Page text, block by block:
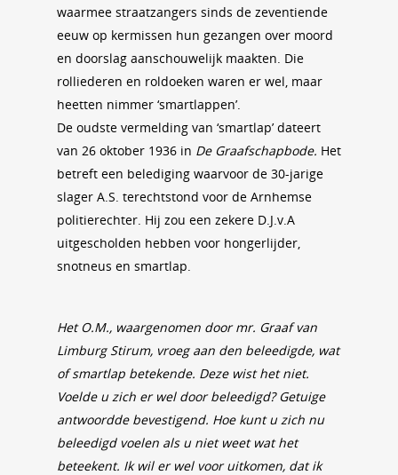
waarmee straatzangers sinds de zeventiende
eeuw op kermissen hun gezangen over moord
en doorslag aanschouwelijk maakten. Die
rolliederen en roldoeken waren er wel, maar
heetten nimmer ‘smartlappen’.
De oudste vermelding van ‘smartlap’ dateert
van 26 oktober 1936 in De Graafschapbode. Het
betreft een belediging waarvoor de 30-jarige
slager A.S. terechtstond voor de Arnhemse
politierechter. Hij zou een zekere D.J.v.A
uitgescholden hebben voor hongerlijder,
snotneus en smartlap.
Het O.M., waargenomen door mr. Graaf van
Limburg Stirum, vroeg aan den beleedigde, wat
of smartlap betekende. Deze wist het niet.
Voelde u zich er wel door beleedigd? Getuige
antwoordde bevestigend. Hoe kunt u zich nu
beleedigd voelen als u niet weet wat het
beteekent. Ik wil er wel voor uitkomen, dat ik